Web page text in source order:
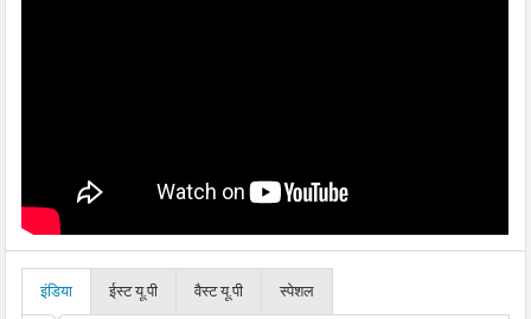
इंडिया ईस्ट यू.पी वैस्ट यू.पी स्पेशल